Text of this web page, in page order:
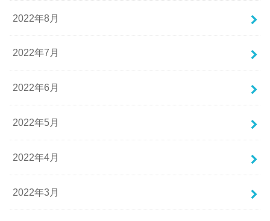
2022年8月
2022年7月
2022年6月
2022年5月
2022年4月
2022年3月